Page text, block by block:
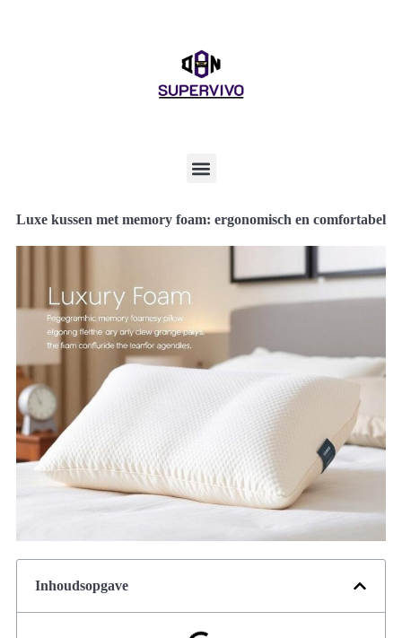
Luxe kussen met memory foam: ergonomisch en comfortabel
Inhoudsopgave